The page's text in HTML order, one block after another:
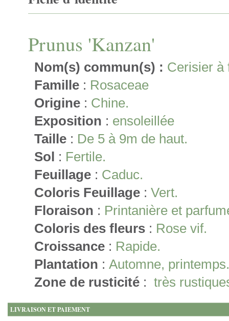
Prunus 'Kanzan'
Nom(s) commun(s) : Cerisier à
Famille : Rosaceae
Origine : Chine.
Exposition : ensoleillée
Taille : De 5 à 9m de haut.
Sol : Fertile.
Feuillage : Caduc.
Coloris Feuillage : Vert.
Floraison : Printanière et
Coloris des fleurs : Rose vif.
Croissance : Rapide.
Plantation : Automne, printemps.
Zone de rusticité : très
LIVRAISON ET PAIEMENT